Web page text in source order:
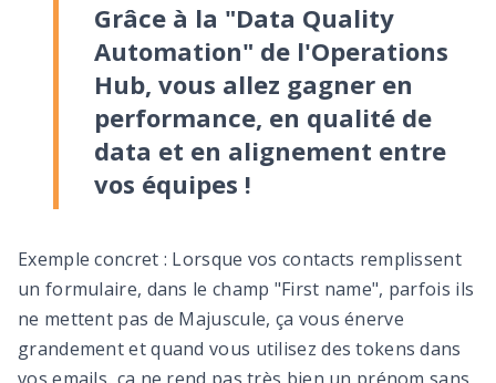
Grâce à la "Data Quality
Automation" de l'Operations
Hub, vous allez gagner en
performance, en qualité de
data et en alignement entre
vos équipes !
Exemple concret : Lorsque vos contacts remplissent
un formulaire, dans le champ "First name", parfois ils
ne mettent pas de Majuscule, ça vous énerve
grandement et quand vous utilisez des tokens dans